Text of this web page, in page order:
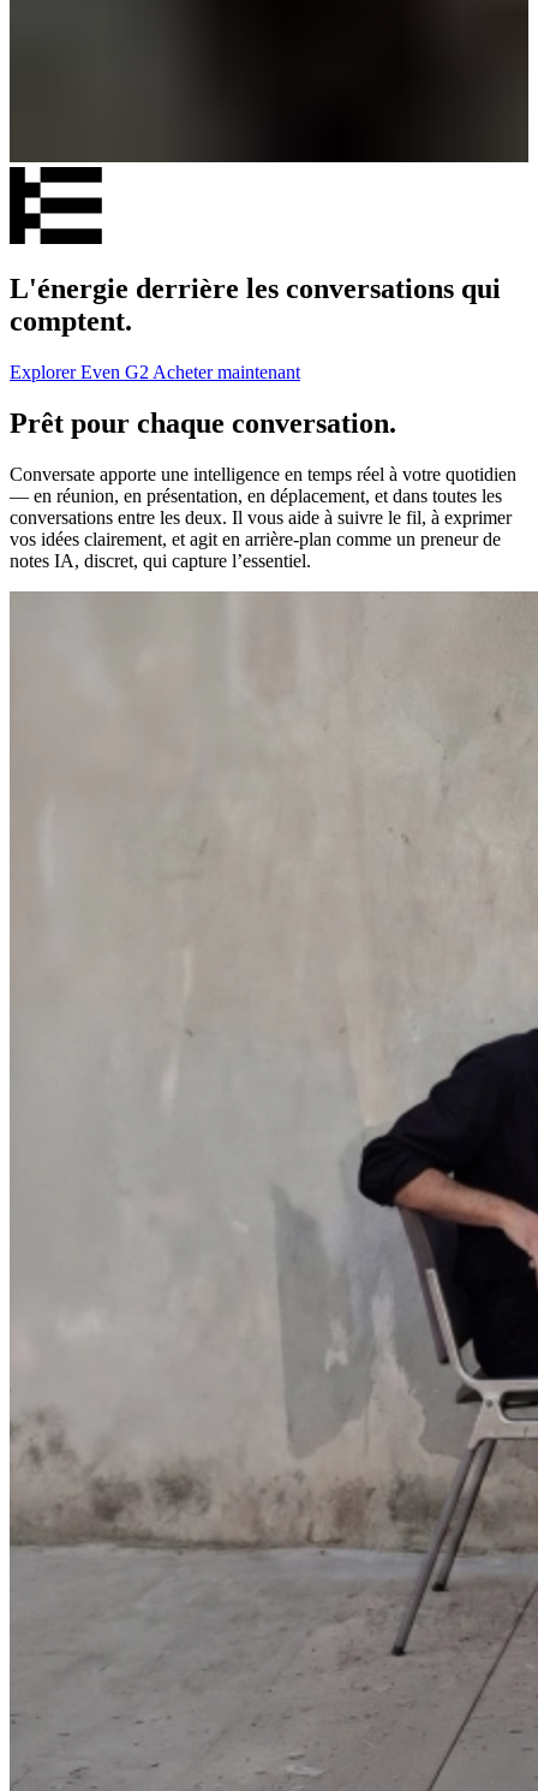
L'énergie derrière les conversations qui
comptent.
Explorer Even G2 Acheter maintenant
Prêt pour chaque conversation.
Conversate apporte une intelligence en temps réel à votre quotidien
— en réunion, en présentation, en déplacement, et dans toutes les
conversations entre les deux. Il vous aide à suivre le fil, à exprimer
vos idées clairement, et agit en arrière-plan comme un preneur de
notes IA, discret, qui capture l’essentiel.